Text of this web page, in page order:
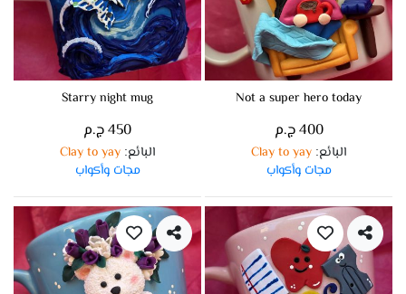
Not a super hero today
400 ج.م
البائع:
Clay to yay
مجات وأكواب
Starry night mug
450 ج.م
البائع:
Clay to yay
مجات وأكواب